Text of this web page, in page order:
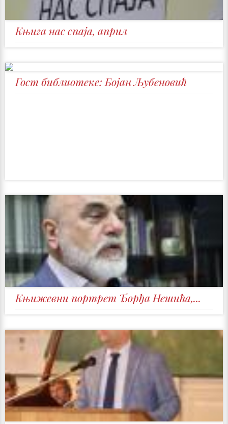
Књига нас спаја, април
Гост библиотеке: Бојан Љубеновић
Књижевни портрет Ђорђа Нешића,...